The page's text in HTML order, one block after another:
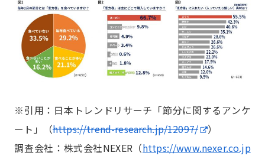
※引用：日本トレンドリサーチ「節分に関するアンケ
ート」（https://trend-research.jp/12097/
）
調査会社：株式会社NEXER（https://www.nexer.co.jp